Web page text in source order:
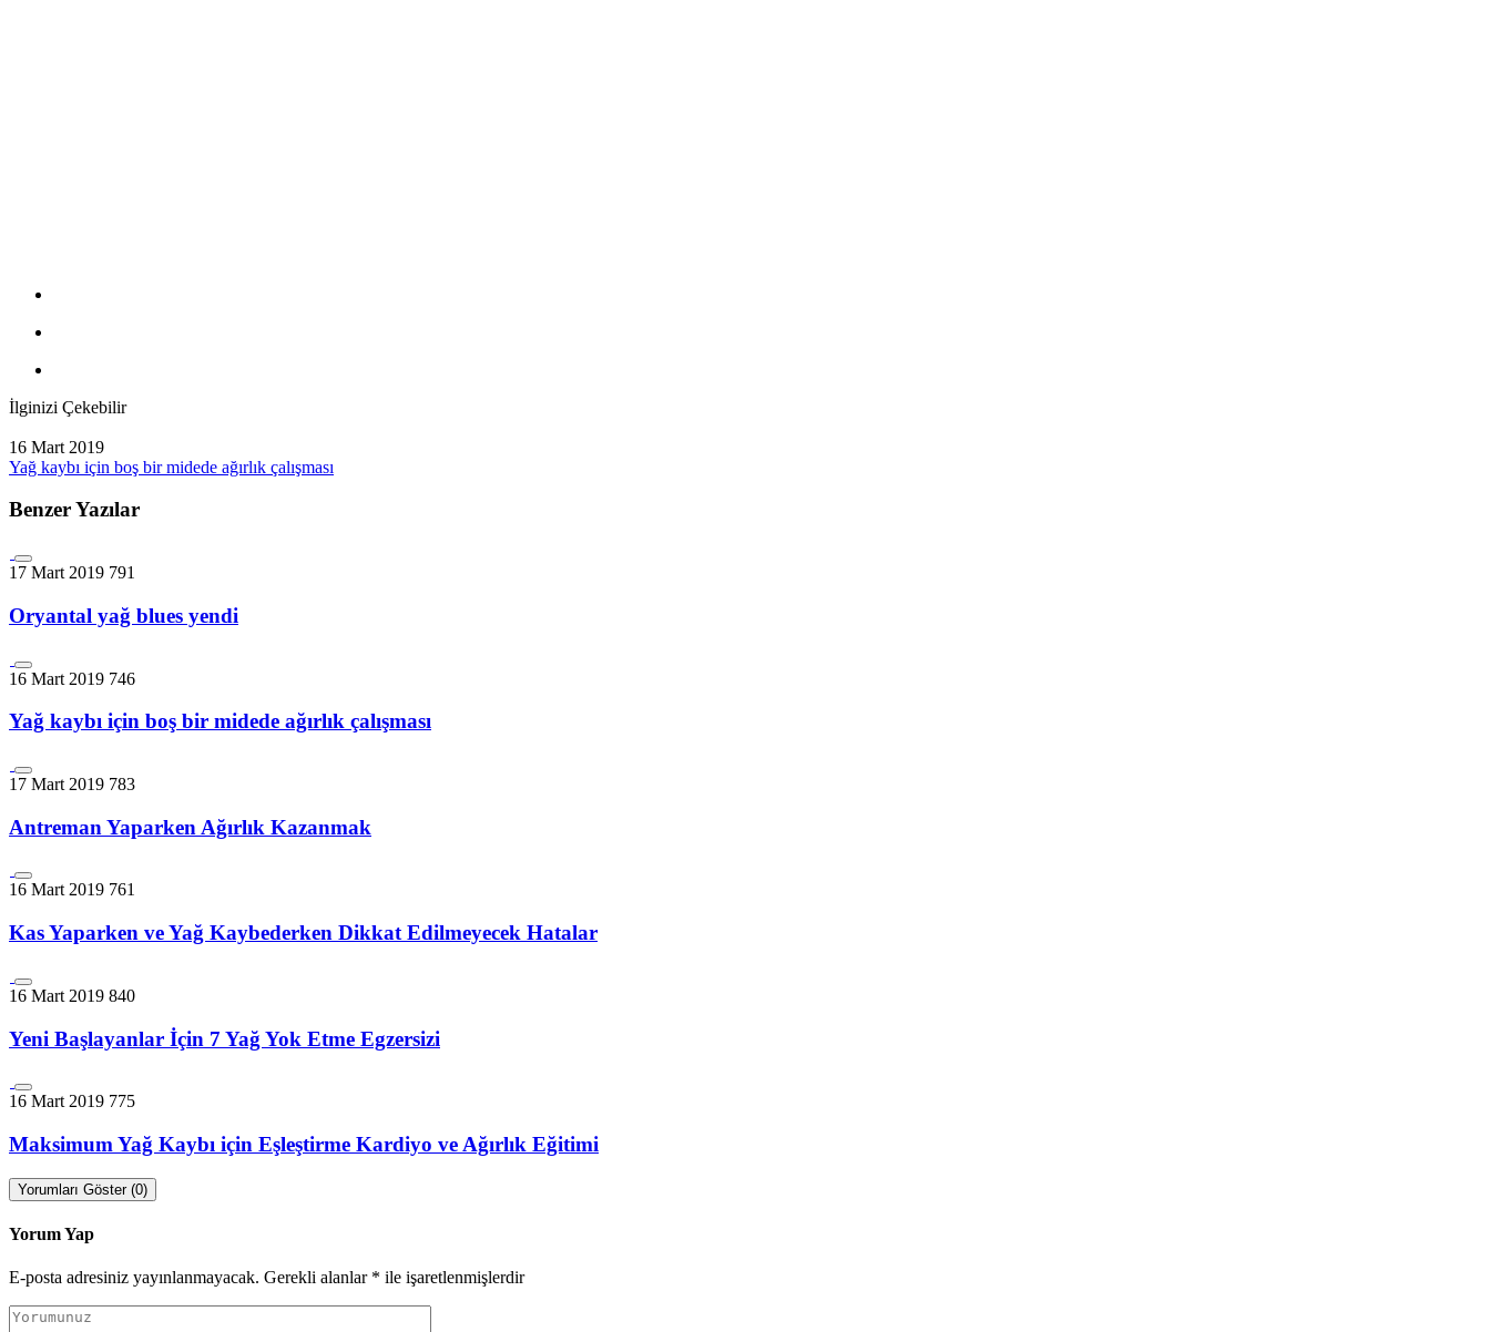
İlginizi Çekebilir
16 Mart 2019
Yağ kaybı için boş bir midede ağırlık çalışması
Benzer Yazılar
17 Mart 2019 791
Oryantal yağ blues yendi
16 Mart 2019 746
Yağ kaybı için boş bir midede ağırlık çalışması
17 Mart 2019 783
Antreman Yaparken Ağırlık Kazanmak
16 Mart 2019 761
Kas Yaparken ve Yağ Kaybederken Dikkat Edilmeyecek Hatalar
16 Mart 2019 840
Yeni Başlayanlar İçin 7 Yağ Yok Etme Egzersizi
16 Mart 2019 775
Maksimum Yağ Kaybı için Eşleştirme Kardiyo ve Ağırlık Eğitimi
Yorumları Göster (0)
Yorum Yap
E-posta adresiniz yayınlanmayacak. Gerekli alanlar * ile işaretlenmişlerdir